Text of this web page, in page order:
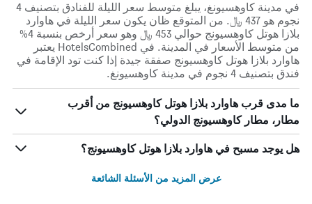
في مدينة كاوهسيونغ، يبلغ متوسط ​​سعر الليلة للفنادق بتصنيف 4
نجوم هو 437 ﷼. من المتوقع ظان يكون سعر الليلة في هاوارد
بلازا هوتل كاوهسيونج حوالي 453 ﷼ وهو سعر أرخص بنسبة 4%
من متوسط الأسعار في المدينة. في HotelsCombined يعتبر
هاوارد بلازا هوتل كاوهسيونج صفقة جيدة إذا كنت تود الإقامة في
فندق بتصنيف 4 نجوم في مدينة كاوهسيونغ.
ما مدى قرب هاوارد بلازا هوتل كاوهسيونج من أقرب
مطار، مطار كاوهسيونج الدولي؟
هل يوجد مسبح في هاوارد بلازا هوتل كاوهسيونج؟
عرض المزيد من الأسئلة الشائعة